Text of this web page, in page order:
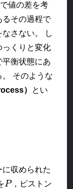
値の差を考
るその過程で
さない。 し
っくりと変化
平衡状態にあ
そのような
）
とい
収められた
P
，ピストン